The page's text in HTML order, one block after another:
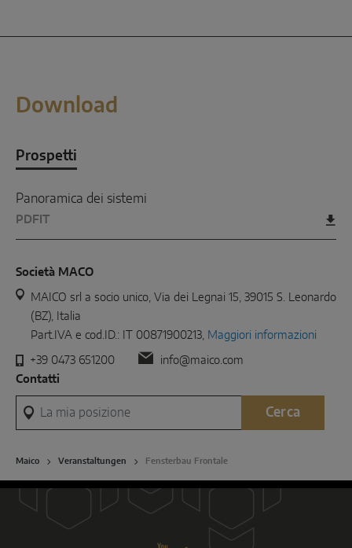
Download
Prospetti
Panoramica dei sistemi
PDF IT
Società MACO
MAICO srl a socio unico, Via dei Legnai 15, 39015 S. Leonardo
(BZ), Italia
Part.IVA e cod.ID.: IT 00871900213, Maggiori informazioni
+39 0473 651200
info@maico.com
Contatti
La mia posizione
Cerca
Maico Veranstaltungen Fensterbau Frontale